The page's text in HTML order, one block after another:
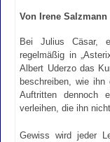
Von Irene Salzmann
Bei Julius Cäsar,
regelmäßig in
Albert Uderzo das
beschreiben, wie
Auftritten dennoch
verleihen, die ihn
Gewiss wird jeder